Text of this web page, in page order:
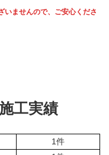
いませんので、ご安心くださ
工実績
1件